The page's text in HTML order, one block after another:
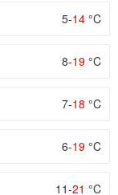
5-14 °C
8-19 °C
7-18 °C
6-19 °C
11-21 °C